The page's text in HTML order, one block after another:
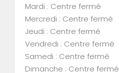
Mardi : Centre fermé
Mercredi : Centre fermé
Jeudi : Centre fermé
Vendredi : Centre fermé
Samedi : Centre fermé
Dimanche : Centre fermé